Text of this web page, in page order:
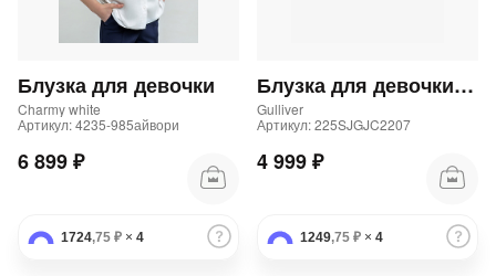
Блузка для девочки
Charmy white
Артикул: 4235-985айвори
6 899 ₽
1724,75 ₽ × 4
Блузка для девочки без рукава из поплина белая
Gulliver
Артикул: 225SJGJC2207
4 999 ₽
1249,75 ₽ × 4